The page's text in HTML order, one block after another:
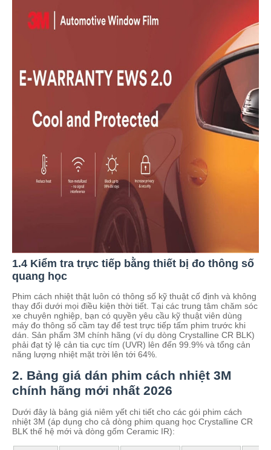
1.4 Kiểm tra trực tiếp bằng thiết bị đo thông số
quang học
Phim cách nhiệt thật luôn có thông số kỹ thuật cố định và không
thay đổi dưới mọi điều kiện thời tiết. Tại các trung tâm chăm sóc
xe chuyên nghiệp, bạn có quyền yêu cầu kỹ thuật viên dùng
máy đo thông số cầm tay để test trực tiếp tấm phim trước khi
dán. Sản phẩm 3M chính hãng (ví dụ dòng Crystalline CR BLK)
phải đạt tỷ lệ cản tia cực tím (UVR) lên đến 99.9% và tổng cản
năng lượng nhiệt mặt trời lên tới 64%.
2. Bảng giá dán phim cách nhiệt 3M
chính hãng mới nhất 2026
Dưới đây là bảng giá niêm yết chi tiết cho các gói phim cách
nhiệt 3M (áp dụng cho cả dòng phim quang học Crystalline CR
BLK thế hệ mới và dòng gốm Ceramic IR):